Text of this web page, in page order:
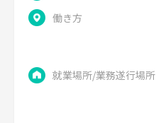
働き方
就業場所/業務遂行場所